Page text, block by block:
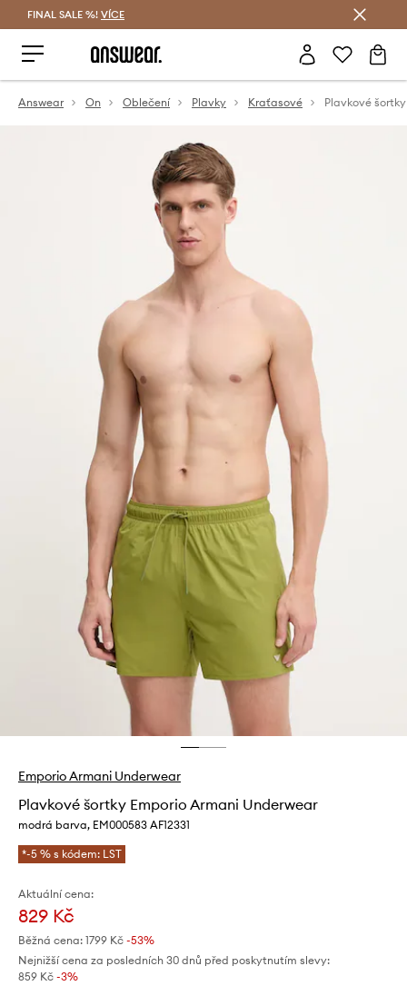
FINAL SALE %! VÍCE
Answear On Oblečení Plavky Kraťasové
Emporio Armani Underwear
Plavkové šortky Emporio Armani Underwear
modrá barva, EM000583 AF12331
*-5 % s kódem: LST
Aktuální cena:
829 Kč
Běžná cena: 1799 Kč -53%
Nejnižší cena za posledních 30 dnů před poskytnutím slevy:
859 Kč -3%